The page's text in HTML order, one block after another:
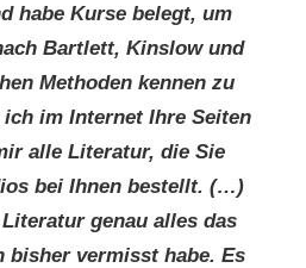
habe Kurse belegt, um
Bartlett, Kinslow und
Methoden kennen zu
ich im Internet Ihre Seiten
alle Literatur, die Sie
bei Ihnen bestellt. (…)
genau alles das
bisher vermisst habe. Es